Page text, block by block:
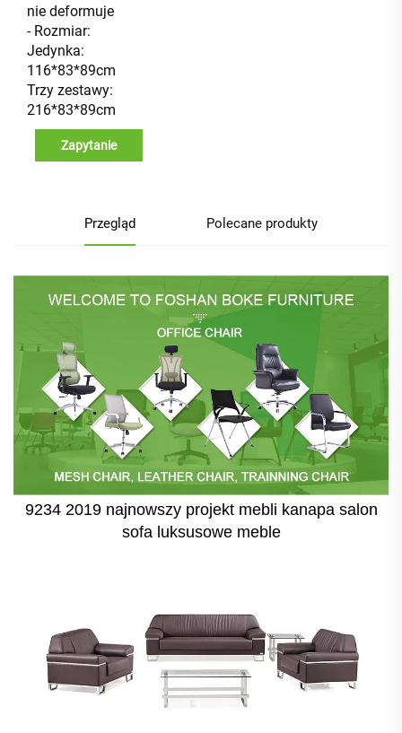
nie deformuje
- Rozmiar:
Jedynka:
116*83*89cm
Trzy zestawy:
216*83*89cm
Zapytanie
Przegląd Polecane produkty
9234 2019 najnowszy projekt mebli kanapa salon
sofa luksusowe meble